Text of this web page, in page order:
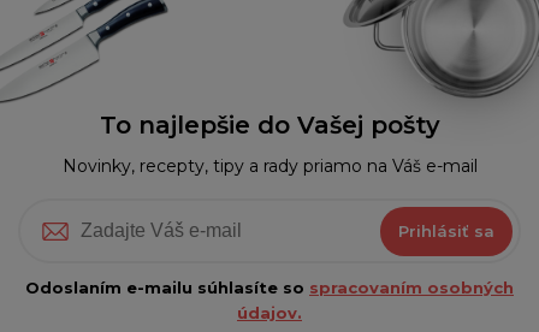
To najlepšie do Vašej pošty
Novinky, recepty, tipy a rady priamo na Váš e-mail
Prihlásiť sa
Odoslaním e-mailu súhlasíte so spracovaním osobných
údajov.